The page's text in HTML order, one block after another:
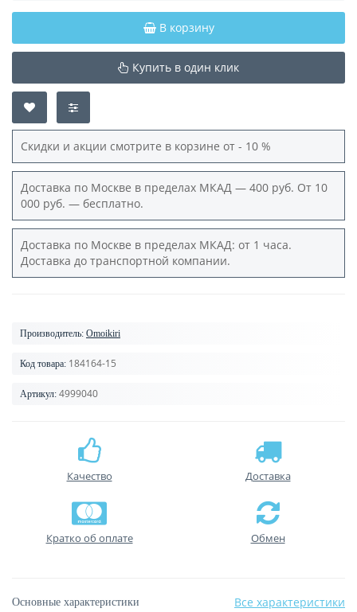
В корзину
Купить в один клик
Скидки и акции смотрите в корзине от - 10 %
Доставка по Москве в пределах МКАД — 400 руб. От 10
000 руб. — бесплатно.
Доставка по Москве в пределах МКАД: от 1 часа.
Доставка до транспортной компании.
Производитель: Omoikiri
Код товара: 184164-15
Артикул: 4999040
Качество Доставка
Кратко об оплате Обмен
Основные характеристики Все характеристики